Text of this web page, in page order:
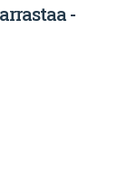
-